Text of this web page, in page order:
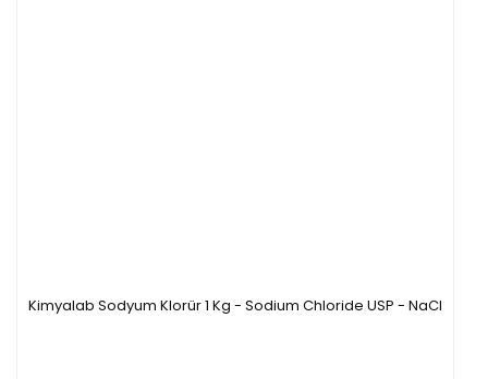
Kimyalab Sodyum Klorür 1 Kg - Sodium Chloride USP - NaCl